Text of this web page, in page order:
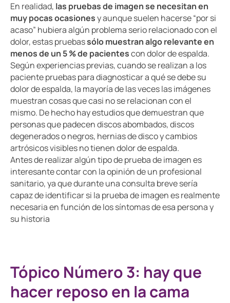
En realidad, las pruebas de imagen se necesitan en
muy pocas ocasionesy aunque suelen hacerse “por si
acaso” hubiera algún problema serio relacionado con el
dolor, estas pruebassólo muestran algo relevante en
menos de un 5 % de pacientescon dolor de espalda.
Según experiencias previas, cuando se realizan a los
paciente pruebas para diagnosticar a qué se debe su
dolor de espalda, la mayoría de las veces las imágenes
muestran cosas que casi no se relacionan con el
mismo. De hecho hay estudios que demuestran que
personas que padecen discos abombados, discos
degenerados o negros, hernias de disco y cambios
artrósicos visibles no tienen dolor de espalda.
Antes de realizar algún tipo de prueba de imagen es
interesante contar con la opinión de un profesional
sanitario, ya que durante una consulta breve sería
capaz de identificar si la prueba de imagen es realmente
necesaria en función de los síntomas de esa persona y
su historia
Tópico Número 3: hay que
hacer reposo en la cama